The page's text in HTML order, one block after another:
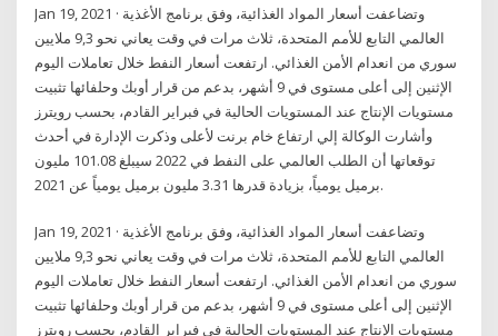
Jan 19, 2021 · وتضاعفت أسعار المواد الغذائية، وفق برنامج الأغذية
العالمي التابع للأمم المتحدة، ثلاث مرات في وقت يعاني نحو 9,3 ملايين
سوري من انعدام الأمن الغذائي. ارتفعت أسعار النفط خلال تعاملات اليوم
الإثنين إلى أعلى مستوى في 9 أشهر، بدعم من قرار أوبك وحلفائها تثبيت
مستويات الإنتاج عند المستويات الحالية في فبراير القادم، بحسب رويترز
وأشارت الوكالة إلي ارتفاع خام برنت لأعلى وذكرت الإدارة في أحدث
توقعاتها أن الطلب العالمي على النفط في 2022 سيبلغ 101.08 مليون
برميل يومياً، بزيادة قدرها 3.31 مليون برميل يومياً عن 2021.
Jan 19, 2021 · وتضاعفت أسعار المواد الغذائية، وفق برنامج الأغذية
العالمي التابع للأمم المتحدة، ثلاث مرات في وقت يعاني نحو 9,3 ملايين
سوري من انعدام الأمن الغذائي. ارتفعت أسعار النفط خلال تعاملات اليوم
الإثنين إلى أعلى مستوى في 9 أشهر، بدعم من قرار أوبك وحلفائها تثبيت
مستويات الإنتاج عند المستويات الحالية في فبراير القادم، بحسب رويترز